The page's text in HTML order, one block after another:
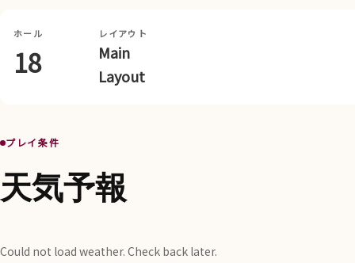
ホール
18
レイアウト
Main
Layout
プレイ条件
天気予報
Could not load weather. Check back later.